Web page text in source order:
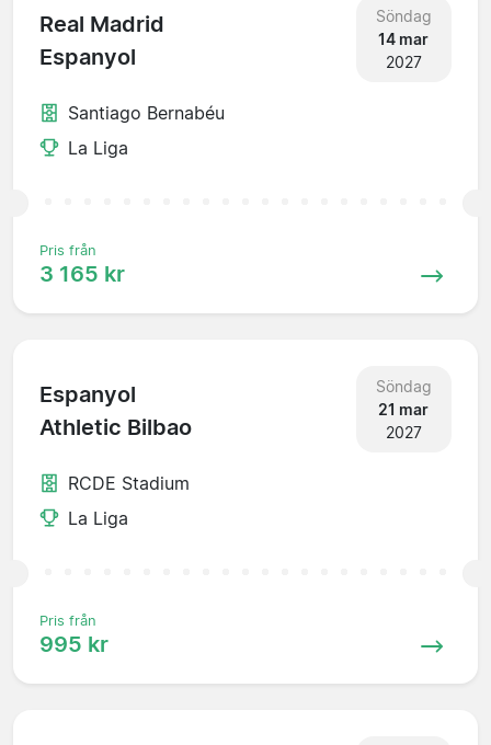
Real Madrid
Espanyol
Söndag
14 mar
2027
Santiago Bernabéu
La Liga
Pris från
3 165 kr
Espanyol
Athletic Bilbao
Söndag
21 mar
2027
RCDE Stadium
La Liga
Pris från
995 kr